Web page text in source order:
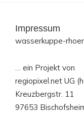
Impressum
wasserkuppe-
… ein Projekt von
regiopixel.net UG
Kreuzbergstr. 11
97653